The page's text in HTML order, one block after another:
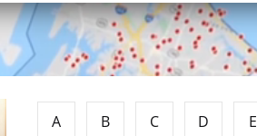
A B C D E